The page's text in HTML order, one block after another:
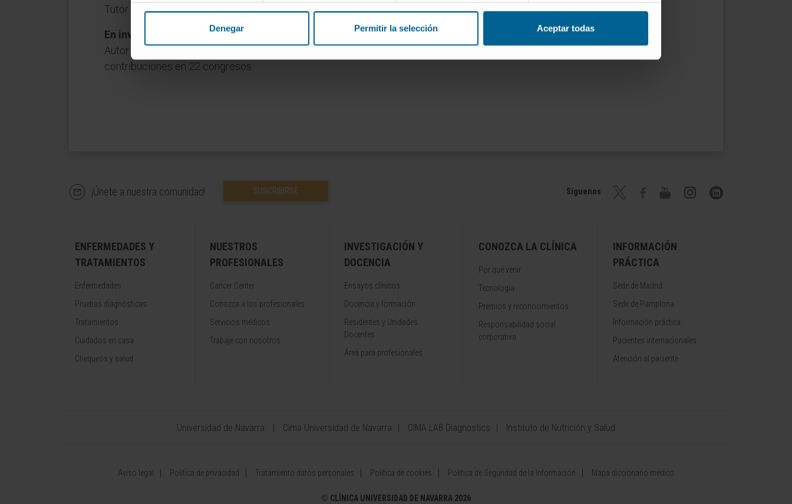
Denegar Permitir la selección Aceptar todas
Tutor de Residentes de Medicina Interna en la Clínica Universidad de Navarra.
En investigación
Autor de 16 publicaciones a nivel internacional y 8 capítulos de libros. Ha realizado
contribuciones en 22 congresos.
¡Únete a nuestra comunidad! SUSCRIBIRSE Síguenos
ENFERMEDADES Y
TRATAMIENTOS
Enfermedades
Pruebas diagnósticas
Tratamientos
Cuidados en casa
Chequeos y salud
NUESTROS
PROFESIONALES
Cancer Center
Conozca a los profesionales
Servicios médicos
Trabaje con nosotros
INVESTIGACIÓN Y
DOCENCIA
Ensayos clínicos
Docencia y formación
Residentes y Unidades
Docentes
Área para profesionales
CONOZCA LA CLÍNICA
Por qué venir
Tecnología
Premios y reconocimientos
Responsabilidad social
corporativa
INFORMACIÓN
PRÁCTICA
Sede de Madrid
Sede de Pamplona
Información práctica
Pacientes internacionales
Atención al paciente
Universidad de Navarra Cima Universidad de Navarra CIMA LAB Diagnostics Instituto de Nutrición y Salud
Aviso legal Política de privacidad Tratamiento datos personales Política de cookies Política de Seguridad de la Información Mapa diccionario médico
© CLÍNICA UNIVERSIDAD DE NAVARRA 2026